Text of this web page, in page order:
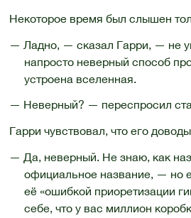
Некоторое время был слышен
— Ладно, — сказал Гарри, — не
напросто неверный способ
устроена вселенная.
— Неверный? — переспросил
Гарри чувствовал, что его
— Да, неверный. Не знаю, как
официальное название, — но
её «ошибкой приоретизации
себе, что у вас миллион